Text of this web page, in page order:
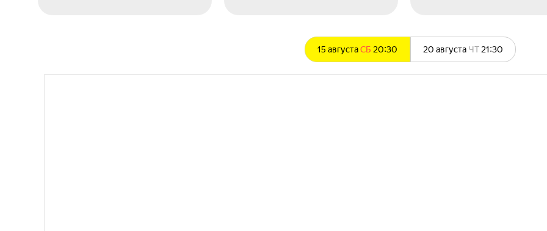
15 августаСБ 20:30 20 августа ЧТ 21:30